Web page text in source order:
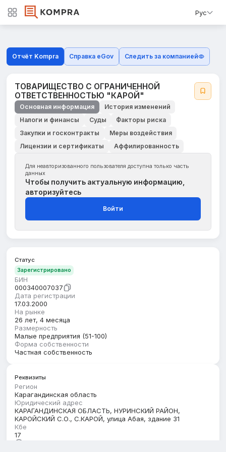
Рус
Отчёт Kompra Справка eGov Следить за компанией
ТОВАРИЩЕСТВО С ОГРАНИЧЕННОЙ
ОТВЕТСТВЕННОСТЬЮ "КАРОЙ"
Основная информация
История изменений
Налоги и финансы
Суды
Факторы риска
Закупки и госконтракты
Меры воздействия
Лицензии и сертификаты
Аффилированность
Для неавторизованного пользователя доступна только часть
данных
Чтобы получить актуальную информацию,
авторизуйтесь
Войти
Статус
Зарегистрировано
БИН
000340007037
Дата регистрации
17.03.2000
На рынке
26 лет, 4 месяца
Размерность
Малые предприятия (51-100)
Форма собственности
Частная собственность
Реквизиты
Регион
Карагандинская область
Юридический адрес
КАРАГАНДИНСКАЯ ОБЛАСТЬ, НУРИНСКИЙ РАЙОН,
КАРОЙСКИЙ С.О., С.КАРОЙ, улица Абая, здание 31
Кбе
17